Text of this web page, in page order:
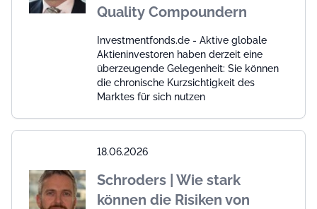
Quality Compoundern
Investmentfonds.de - Aktive globale
Aktieninvestoren haben derzeit eine
überzeugende Gelegenheit: Sie können
die chronische Kurzsichtigkeit des
Marktes für sich nutzen
18.06.2026
Schroders | Wie stark
können die Risiken von